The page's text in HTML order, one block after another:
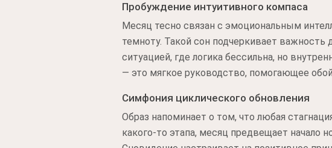
Пробуждение интуитивного компаса
Месяц тесно связан с эмоциональным
темноту. Такой сон подчеркивает
ситуацией, где логика бессильна, но
— это мягкое руководство, помогающее
Симфония циклического обновления
Образ напоминает о том, что любая
какого-то этапа, месяц предвещает начало